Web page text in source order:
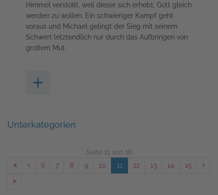
Himmel verstößt, weil dieser sich erhebt, Gott gleich
werden zu wollen. Ein schwieriger Kampf geht
voraus und Michael gelingt der Sieg mit seinem
Schwert letztendlich nur durch das Aufbringen von
großem Mut.
Unterkategorien
6 7 8 9 10 11 12 13 14 15
Seite 11 von 16